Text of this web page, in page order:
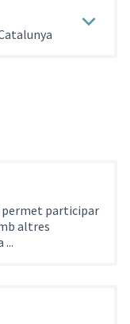
permet participar
altres
...